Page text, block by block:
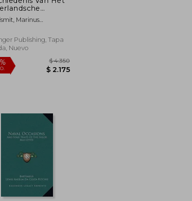
(1882)
Marinus
Publishing, Tapa
Nuevo